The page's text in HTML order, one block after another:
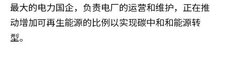
最大的电力国企，负责电厂的运营和维护，正在推
动增加可再生能源的比例以实现碳中和和能源转
型。